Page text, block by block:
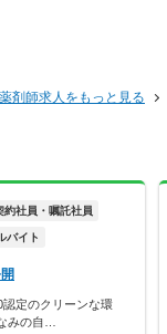
剤師求人をもっと見る
約社員・嘱託社員
バイト
認定のクリーンな環
みの自…